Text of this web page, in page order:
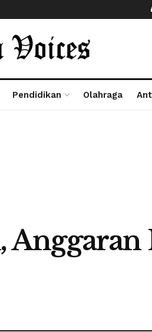
Pendidikan Olahraga
Anggaran